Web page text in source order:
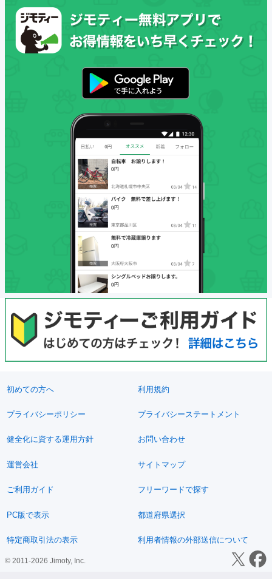
初めての方へ 利用規約
プライバシーポリシー プライバシーステートメント
健全化に資する運用方針 お問い合わせ
運営会社 サイトマップ
ご利用ガイド フリーワードで探す
PC版で表示 都道府県選択
特定商取引法の表示 利用者情報の外部送信について
© 2011-2026 Jimoty, Inc.